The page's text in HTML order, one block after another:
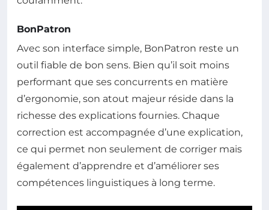
BonPatron
Avec son interface simple, BonPatron reste un
outil fiable de bon sens. Bien qu’il soit moins
performant que ses concurrents en matière
d’ergonomie, son atout majeur réside dans la
richesse des explications fournies. Chaque
correction est accompagnée d’une explication,
ce qui permet non seulement de corriger mais
également d’apprendre et d’améliorer ses
compétences linguistiques à long terme.